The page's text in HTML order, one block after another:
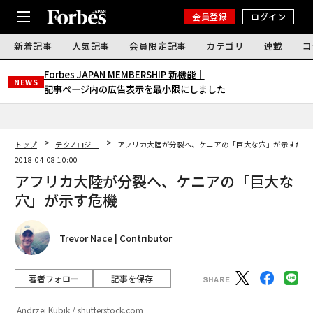
会員登録 ログイン
新着記事 人気記事 会員限定記事 カテゴリ 連載
NEWS
Forbes JAPAN MEMBERSHIP 新機能｜
記事ページ内の広告表示を最小限にしました
トップ テクノロジー
アフリカ大陸が分裂へ、ケニアの「巨大な穴」が示す危機
2018.04.08 10:00
アフリカ大陸が分裂へ、ケニアの「巨大な
穴」が示す危機
Trevor Nace | Contributor
著者フォロー 記事を保存
Andrzej Kubik / shutterstock.com